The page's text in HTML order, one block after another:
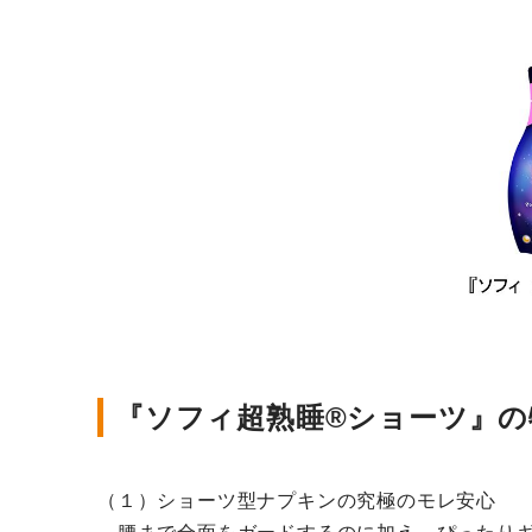
『ソフィ超熟睡®ショーツ』
（１）ショーツ型ナプキンの究極のモレ安心